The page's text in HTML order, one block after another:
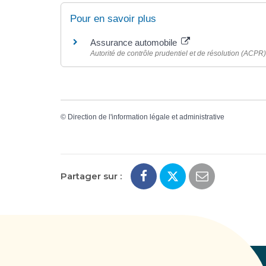
Pour en savoir plus
Assurance automobile
Autorité de contrôle prudentiel et de résolution (ACPR)
© Direction de l'information légale et administrative
Partager sur :